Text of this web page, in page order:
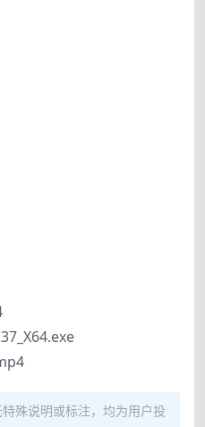
殊说明或标注，均为用户投